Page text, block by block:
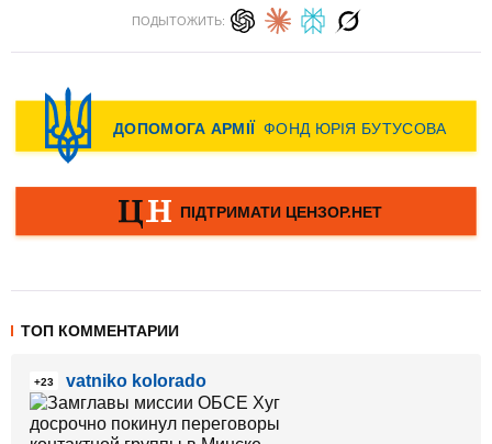
ПОДЫТОЖИТЬ:
ТОП КОММЕНТАРИИ
+23 vatniko kolorado